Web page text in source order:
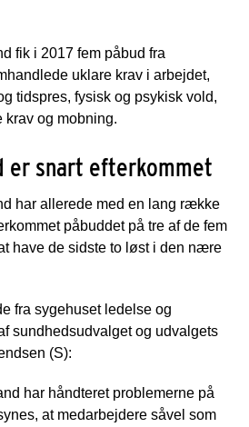
fik i 2017 fem påbud fra
uklare krav i arbejdet,
tidspres, fysisk og psykisk vold,
og mobning.
er snart efterkommet
har allerede med en lang række
påbuddet på tre af de fem
have de sidste to løst i den nære
fra sygehuset ledelse og
sundhedsudvalget og udvalgets
(S):
har håndteret problemerne på
at medarbejdere såvel som